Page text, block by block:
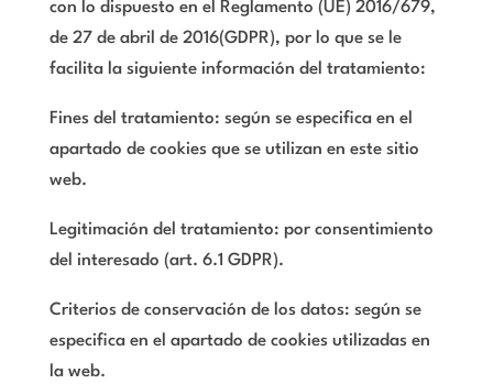
con lo dispuesto en el Reglamento (UE) 2016/679,
de 27 de abril de 2016(GDPR), por lo que se le
facilita la siguiente información del tratamiento:
Fines del tratamiento: según se especifica en el
apartado de cookies que se utilizan en este sitio
web.
Legitimación del tratamiento: por consentimiento
del interesado (art. 6.1 GDPR).
Criterios de conservación de los datos: según se
especifica en el apartado de cookies utilizadas en
la web.